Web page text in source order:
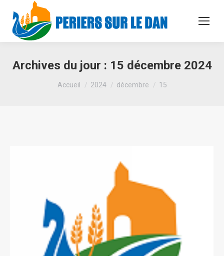
Archives du jour : 15 décembre 2024
Vous êtes ici :
Accueil 2024 décembre 15